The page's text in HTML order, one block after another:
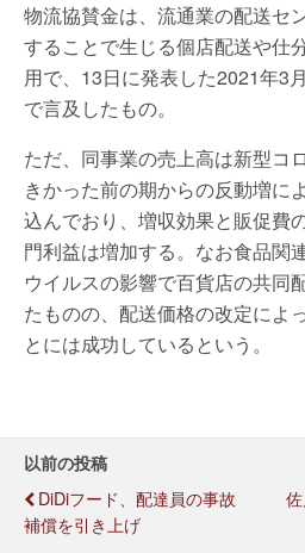
物流協賛金は、流通業の配送セ
することで生じる個店配送や仕
用で、13日に発表した2021年3
で言及したもの。
ただ、同事業の売上高は新型コ
きかった前の期からの反動増に
込んでおり、増収効果と販促費
門利益は増加する。なお食品関
ウイルスの影響で百貨店の共同
たものの、配送価格の改定によ
とには成功しているという。
以前の投稿
DiDiフード、配達員の事故
補償を引き上げ